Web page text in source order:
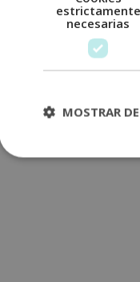
estrictamente
necesarias
MOSTRAR